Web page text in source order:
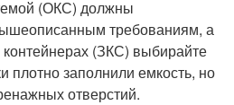
(ОКС) должны
требованиям, а
(ЗКС) выбирайте
плотно заполнили емкость, но
отверстий.